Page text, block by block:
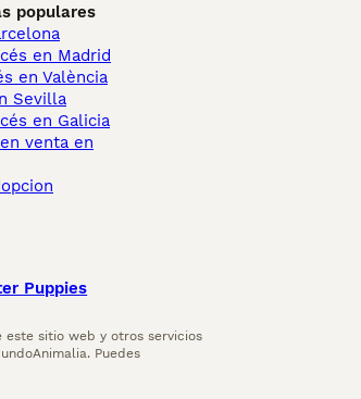
populares
en Madrid
en València
Sevilla
en Galicia
venta en
Puppies
este sitio web y otros servicios
Puedes